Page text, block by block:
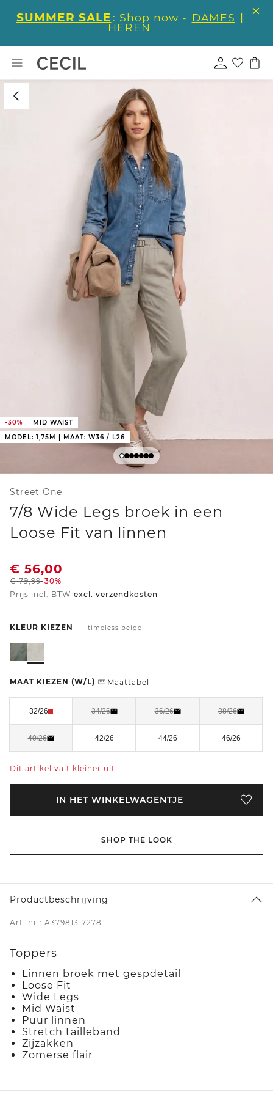
SUMMER SALE : Shop now - DAMES |
HEREN
-30%
MID WAIST
MODEL: 1,75M | MAAT: W36 / L26
Street One
7/8 Wide Legs broek in een
Loose Fit van linnen
€ 56,00
€79,99-30%
Prijs incl. BTW excl. verzendkosten
KLEUR KIEZEN | timeless beige
MAAT KIEZEN (W/L)| Maattabel
32/26 34/26 36/26 38/26
40/26 42/26 44/26 46/26
Dit artikel valt kleiner uit
IN HET WINKELWAGENTJE
SHOP THE LOOK
Productbeschrijving
Art. nr.: A37981317278
Toppers
Linnen broek met gespdetail
Loose Fit
Wide Legs
Mid Waist
Puur linnen
Stretch tailleband
Zijzakken
Zomerse flair